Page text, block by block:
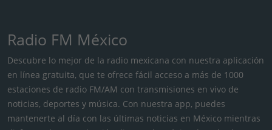
Radio FM México
Descubre lo mejor de la radio mexicana con nuestra aplicación
en línea gratuita, que te ofrece fácil acceso a más de 1000
estaciones de radio FM/AM con transmisiones en vivo de
noticias, deportes y música. Con nuestra app, puedes
mantenerte al día con las últimas noticias en México mientras